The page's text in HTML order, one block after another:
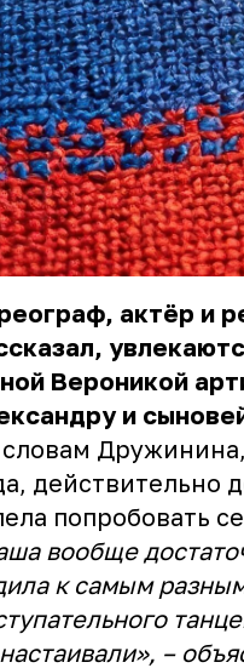
актёр и
Вероникой
и
действительно
попробовать
вообще
к самым
–